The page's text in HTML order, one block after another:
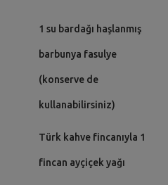
1 su bardağı haşlanmış
barbunya fasulye
(konserve de
kullanabilirsiniz)
Türk kahve fincanıyla 1
fincan ayçiçek yağı